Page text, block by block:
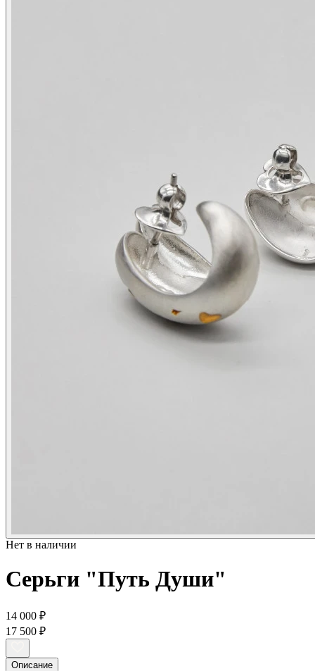
Нет в наличии
Серьги "Путь Души"
14 000 ₽
17 500 ₽
Описание